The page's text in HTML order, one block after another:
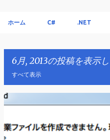
ホーム C# .NET
6月, 2013の投稿を表示
すべて表示
稿